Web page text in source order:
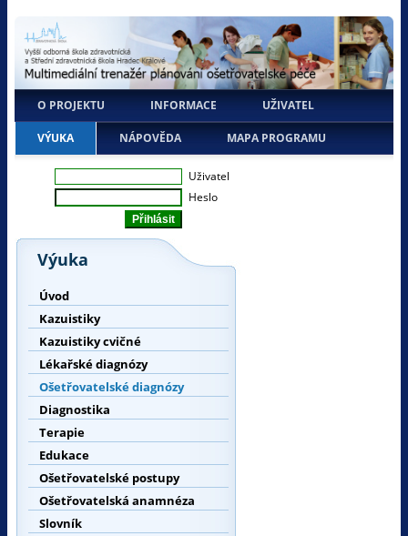
O PROJEKTU INFORMACE UŽIVATEL
VÝUKA NÁPOVĚDA MAPA PROGRAMU
Uživatel
Heslo
Výuka
Úvod
Kazuistiky
Kazuistiky cvičné
Lékařské diagnózy
Ošetřovatelské diagnózy
Diagnostika
Terapie
Edukace
Ošetřovatelské postupy
Ošetřovatelská anamnéza
Slovník